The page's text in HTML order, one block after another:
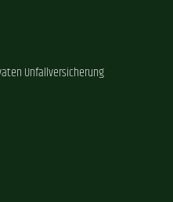
Unfallversicherung